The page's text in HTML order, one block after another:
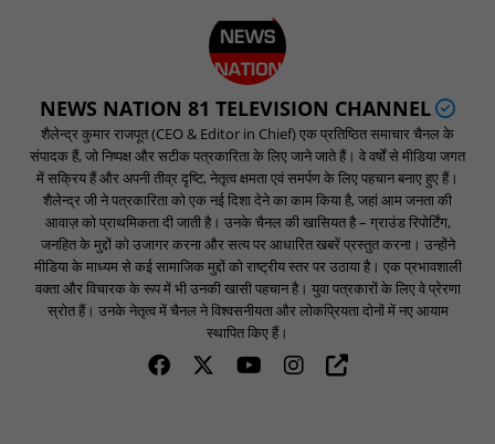
NEWS NATION 81 TELEVISION CHANNEL
शैलेन्द्र कुमार राजपूत (CEO & Editor in Chief) एक प्रतिष्ठित समाचार चैनल के
संपादक हैं, जो निष्पक्ष और सटीक पत्रकारिता के लिए जाने जाते हैं। वे वर्षों से मीडिया जगत
में सक्रिय हैं और अपनी तीव्र दृष्टि, नेतृत्व क्षमता एवं समर्पण के लिए पहचान बनाए हुए हैं।
शैलेन्द्र जी ने पत्रकारिता को एक नई दिशा देने का काम किया है, जहां आम जनता की
आवाज़ को प्राथमिकता दी जाती है। उनके चैनल की खासियत है – ग्राउंड रिपोर्टिंग,
जनहित के मुद्दों को उजागर करना और सत्य पर आधारित खबरें प्रस्तुत करना। उन्होंने
मीडिया के माध्यम से कई सामाजिक मुद्दों को राष्ट्रीय स्तर पर उठाया है। एक प्रभावशाली
वक्ता और विचारक के रूप में भी उनकी खासी पहचान है। युवा पत्रकारों के लिए वे प्रेरणा
स्रोत हैं। उनके नेतृत्व में चैनल ने विश्वसनीयता और लोकप्रियता दोनों में नए आयाम
स्थापित किए हैं।